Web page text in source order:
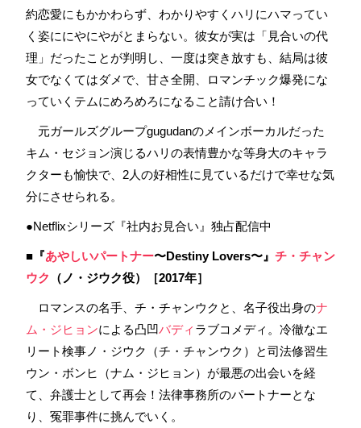
約恋愛にもかかわらず、わかりやすくハリにハマってい
く姿ににやにやがとまらない。彼女が実は「見合いの代
理」だったことが判明し、一度は突き放すも、結局は彼
女でなくてはダメで、甘さ全開、ロマンチック爆発にな
っていくテムにめろめろになること請け合い！
元ガールズグループgugudanのメインボーカルだった
キム・セジョン演じるハリの表情豊かな等身大のキャラ
クターも愉快で、2人の好相性に見ているだけで幸せな気
分にさせられる。
●Netflixシリーズ『社内お見合い』独占配信中
■『あやしいパートナー〜Destiny Lovers〜』 チ・チャン
ウク
（ノ・ジウク役）［2017年］
ロマンスの名手、チ・チャンウクと、名子役出身のナ
ム・ジヒョンによる凸凹バディ ラブコメディ。冷徹なエ
リート検事ノ・ジウク（チ・チャンウク）と司法修習生
ウン・ボンヒ（ナム・ジヒョン）が最悪の出会いを経
て、弁護士として再会！法律事務所のパートナーとな
り、冤罪事件に挑んでいく。